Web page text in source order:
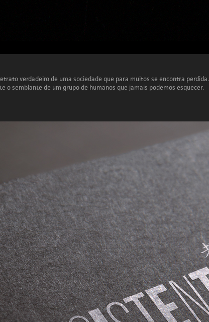
verdadeiro de uma sociedade que para muitos se encontra perdida.
o semblante de um grupo de humanos que jamais podemos esquecer.